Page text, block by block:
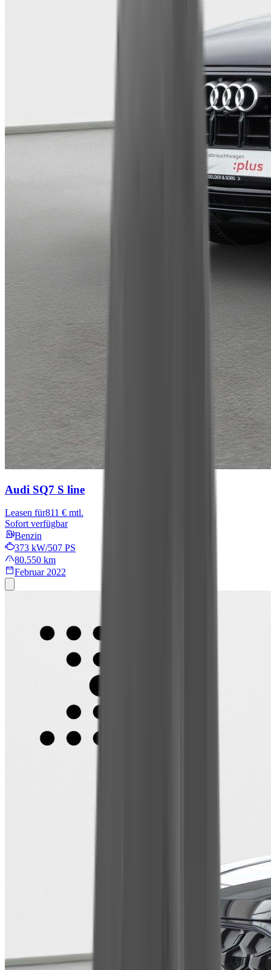
Audi SQ7 S line
Leasen für811 € mtl.
Sofort verfügbar
Benzin
373 kW/507 PS
80.550 km
Februar 2022